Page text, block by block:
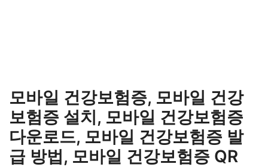
모바일 건강보험증, 모바일 건강
보험증 설치, 모바일 건강보험증
다운로드, 모바일 건강보험증 발
급 방법, 모바일 건강보험증 QR